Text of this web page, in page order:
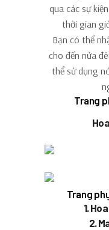
qua các sự
thời gian
Bạn có thể
cho đến nửa
thể sử dụng
Trang
Trang
1.
2.